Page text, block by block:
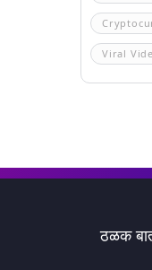
Viral
ठळक